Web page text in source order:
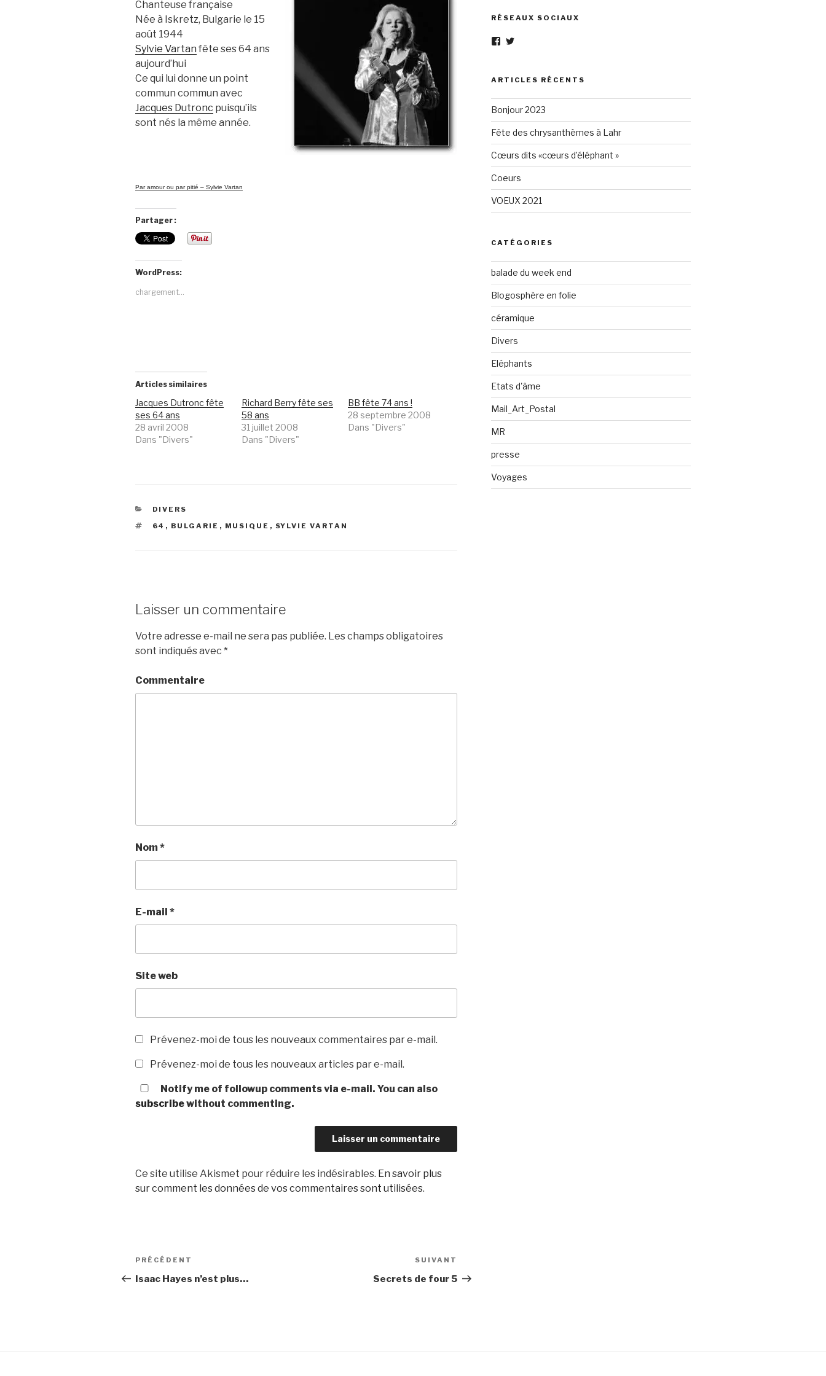
Chanteuse française
Née à Iskretz, Bulgarie le 15
août 1944
Sylvie Vartan fête ses 64 ans
aujourd’hui
Ce qui lui donne un point
commun commun avec
Jacques Dutronc puisqu’ils
sont nés la même année.
Par amour ou par pitié – Sylvie Vartan
Partager :
WordPress:
chargement…
Articles similaires
Jacques Dutronc fête
ses 64 ans
28 avril 2008
Dans "Divers"
Richard Berry fête ses
58 ans
31 juillet 2008
Dans "Divers"
BB fête 74 ans !
28 septembre 2008
Dans "Divers"
CATÉGORIES
DIVERS
ÉTIQUETTES
64 , BULGARIE , MUSIQUE , SYLVIE VARTAN
Laisser un commentaire
Votre adresse e-mail ne sera pas publiée. Les champs obligatoires
sont indiqués avec *
Commentaire
Nom*
E-mail *
Site web
Prévenez-moi de tous les nouveaux commentaires par e-mail.
Prévenez-moi de tous les nouveaux articles par e-mail.
Notify me of followup comments via e-mail. You can also
subscribewithout commenting.
Ce site utilise Akismet pour réduire les indésirables. En savoir plus
sur comment les données de vos commentaires sont utilisées.
Navigation
de
Article
précédent
PRÉCÉDENT
Isaac Hayes n’est plus…
suivant
SUIVANT
Secrets de four 5
RÉSEAUX SOCIAUX
Voir
Eléphant-
160596147294205
sur
Facebook
Voir
elephantgris
Twitter
ARTICLES RÉCENTS
Bonjour 2023
Fête des chrysanthèmes à Lahr
Cœurs dits «cœurs d’éléphant »
Coeurs
VOEUX 2021
CATÉGORIES
balade du week end
Blogosphère en folie
céramique
Divers
Eléphants
Etats d'âme
Mail_Art_Postal
MR
presse
Voyages